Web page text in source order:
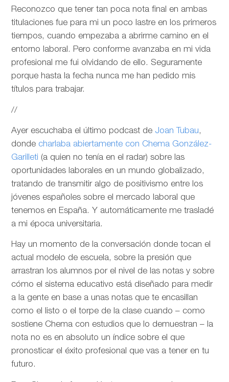
Reconozco que tener tan poca nota final en ambas
titulaciones fue para mi un poco lastre en los primeros
tiempos, cuando empezaba a abrirme camino en el
entorno laboral. Pero conforme avanzaba en mi vida
profesional me fui olvidando de ello. Seguramente
porque hasta la fecha nunca me han pedido mis
títulos para trabajar.
//
Ayer escuchaba el último podcast de Joan Tubau,
donde charlaba abiertamente con Chema González-
Garilleti (a quien no tenía en el radar) sobre las
oportunidades laborales en un mundo globalizado,
tratando de transmitir algo de positivismo entre los
jóvenes españoles sobre el mercado laboral que
tenemos en España. Y automáticamente me trasladé
a mi época universitaria.
Hay un momento de la conversación donde tocan el
actual modelo de escuela, sobre la presión que
arrastran los alumnos por el nivel de las notas y sobre
cómo el sistema educativo está diseñado para medir
a la gente en base a unas notas que te encasillan
como el listo o el torpe de la clase cuando – como
sostiene Chema con estudios que lo demuestran – la
nota no es en absoluto un índice sobre el que
pronosticar el éxito profesional que vas a tener en tu
futuro.